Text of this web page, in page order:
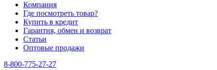
Компания
Где посмотреть товар?
Купить в кредит
Гарантия, обмен и возврат
Статьи
Оптовые продажи
8-800-775-27-27